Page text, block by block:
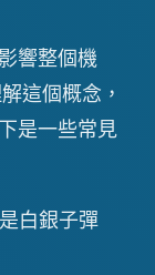
響整個機
這個概念，
是一些常見
白銀子彈